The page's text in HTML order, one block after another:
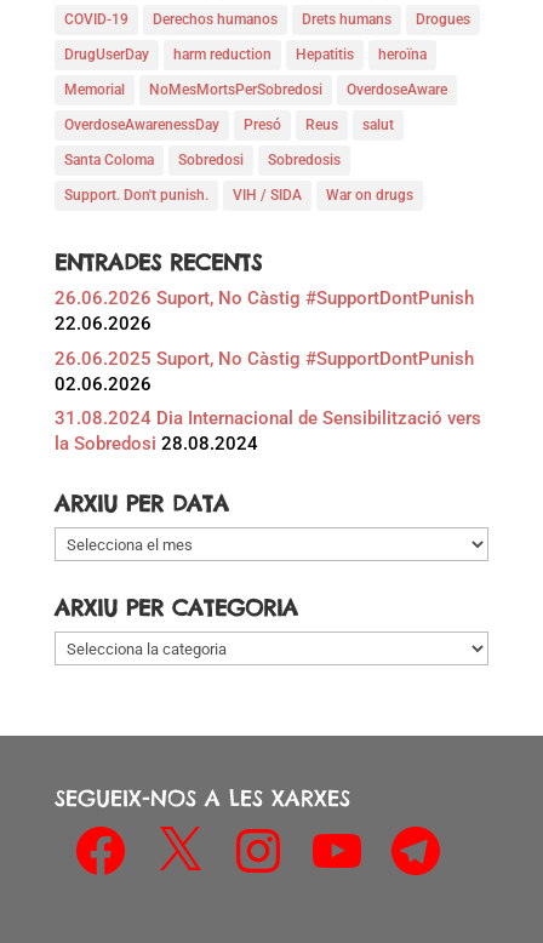
COVID-19 Derechos humanos Drets humans Drogues
DrugUserDay harm reduction Hepatitis heroïna
Memorial NoMesMortsPerSobredosi OverdoseAware
OverdoseAwarenessDay Presó Reus salut
Santa Coloma Sobredosi Sobredosis
Support. Don't punish. VIH / SIDA War on drugs
ENTRADES RECENTS
26.06.2026 Suport, No Càstig #SupportDontPunish
22.06.2026
26.06.2025 Suport, No Càstig #SupportDontPunish
02.06.2026
31.08.2024 Dia Internacional de Sensibilització vers
la Sobredosi 28.08.2024
ARXIU PER DATA
Arxiu
per
ARXIU PER CATEGORIA
Arxiu
per
SEGUEIX-NOS A LES XARXES
Facebook Instagram Telegram